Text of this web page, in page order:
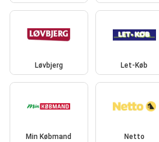
Løvbjerg Let-Køb
Min Købmand Netto